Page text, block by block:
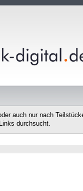
auch nur nach
durchsucht.